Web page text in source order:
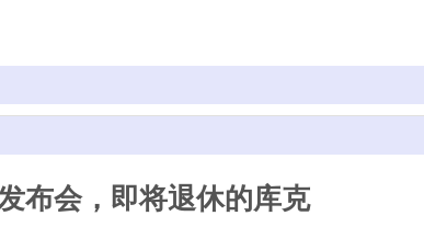
布会，即将退休的库克